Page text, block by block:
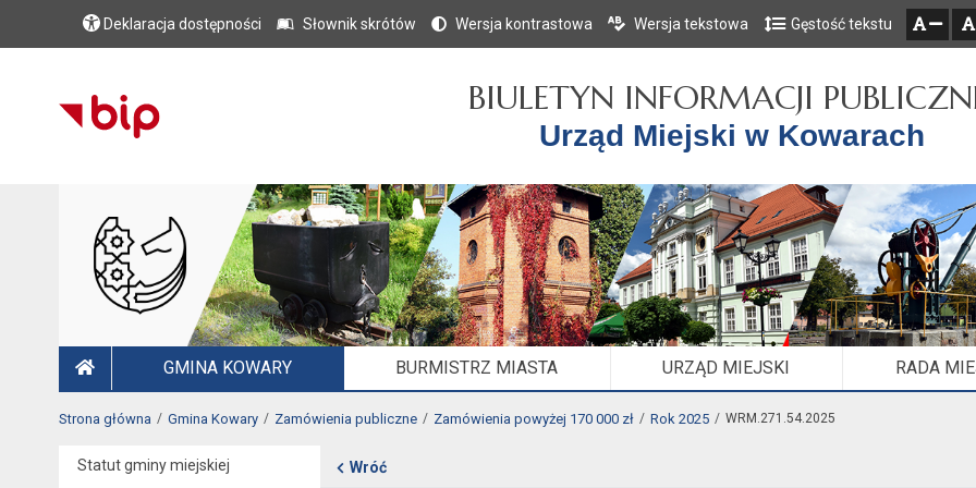
Przejdź do głównego menu
Przejdź do treści
Przejdź do mapy serwisu
Deklaracja dostępności Słownik skrótów Wersja kontrastowa Wersja tekstowa Gęstość tekstu
BIULETYN INFORMACJI
Urząd Miejski w Kowarach
GMINA KOWARY BURMISTRZ MIASTA URZĄD MIEJSKI RADA
Strona główna Gmina Kowary Zamówienia publiczne Zamówienia powyżej 170 000 zł Rok 2025 WRM.271.54.2025
Statut gminy miejskiej Wróć